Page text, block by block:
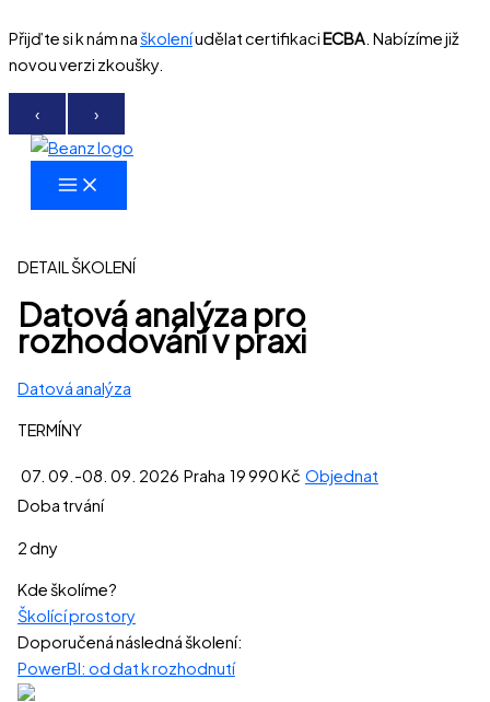
na
obsah
Přijďte si k nám na školeníudělat certifikaciECBA . Nabízíme již
novou verzi zkoušky.
‹ ›
DETAIL ŠKOLENÍ
Datová analýza pro
rozhodování v praxi
Datová analýza
TERMÍNY
07. 09.-08. 09. 2026 Praha 19 990 Kč Objednat
Doba trvání
2 dny
Kde školíme?
Školící prostory
Doporučená následná školení:
PowerBI: od dat k rozhodnutí